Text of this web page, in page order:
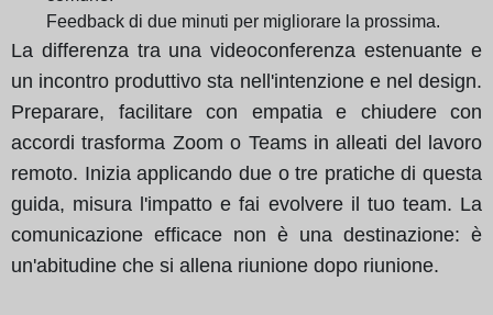
Feedback di due minuti per migliorare la prossima.
La differenza tra una videoconferenza estenuante e
un incontro produttivo sta nell'intenzione e nel design.
Preparare, facilitare con empatia e chiudere con
accordi trasforma Zoom o Teams in alleati del lavoro
remoto. Inizia applicando due o tre pratiche di questa
guida, misura l'impatto e fai evolvere il tuo team. La
comunicazione efficace non è una destinazione: è
un'abitudine che si allena riunione dopo riunione.